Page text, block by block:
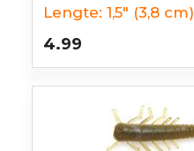
Lengte: 1,5" (3,8 cm)
4.99